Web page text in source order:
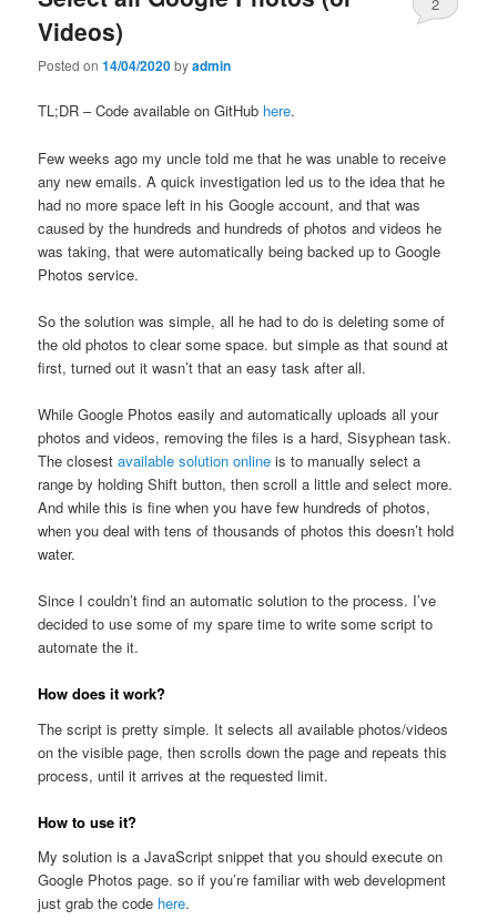
Videos)
Posted on14/04/2020byadmin
2
TL;DR – Code available on GitHub here.
Few weeks ago my uncle told me that he was unable to receive
any new emails. A quick investigation led us to the idea that he
had no more space left in his Google account, and that was
caused by the hundreds and hundreds of photos and videos he
was taking, that were automatically being backed up to Google
Photos service.
So the solution was simple, all he had to do is deleting some of
the old photos to clear some space. but simple as that sound at
first, turned out it wasn’t that an easy task after all.
While Google Photos easily and automatically uploads all your
photos and videos, removing the files is a hard, Sisyphean task.
The closestavailable solution online is to manually select a
range by holding Shift button, then scroll a little and select more.
And while this is fine when you have few hundreds of photos,
when you deal with tens of thousands of photos this doesn’t hold
water.
Since I couldn’t find an automatic solution to the process. I’ve
decided to use some of my spare time to write some script to
automate the it.
How does it work?
The script is pretty simple. It selects all available photos/videos
on the visible page, then scrolls down the page and repeats this
process, until it arrives at the requested limit.
How to use it?
My solution is a JavaScript snippet that you should execute on
Google Photos page. so if you’re familiar with web development
just grab the code here.